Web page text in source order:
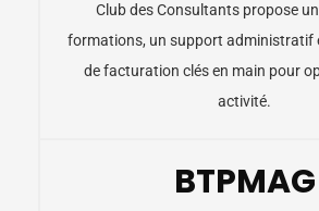
Club des Consultants propose
formations, un support administratif
de facturation clés en main pour
activité.
BTPMAG